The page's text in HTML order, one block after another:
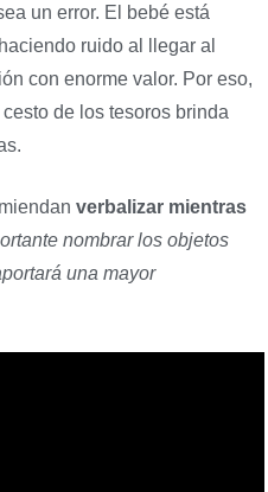
un error. El bebé está
ruido al llegar al
con enorme valor. Por eso,
cesto de los tesoros brinda
verbalizar mientras
nombrar los objetos
una mayor